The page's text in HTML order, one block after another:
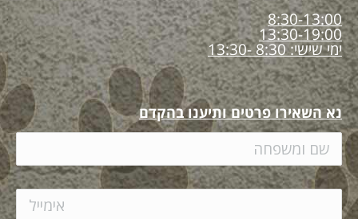
8:30-13:00
13:30-19:00
ימי שישי: 8:30 -13:30
נא השאירו פרטים ותיענו בהקדם